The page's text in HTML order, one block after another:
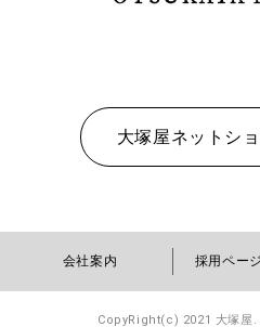
大塚屋ネットシ
会社案内 採用ページ
CopyRight(c) 2021 大塚